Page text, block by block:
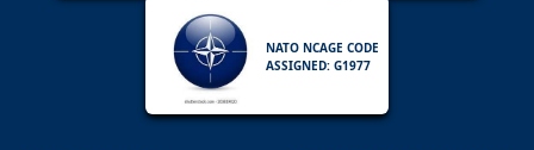
NATO NCAGE CODE
ASSIGNED: G1977